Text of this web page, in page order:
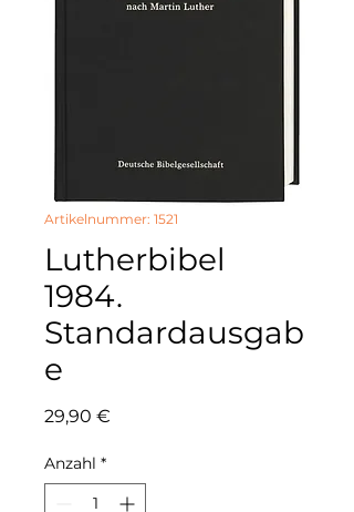
Artikelnummer: 1521
Lutherbibel
1984.
Standardausgab
e
29,90 €
Anzahl *